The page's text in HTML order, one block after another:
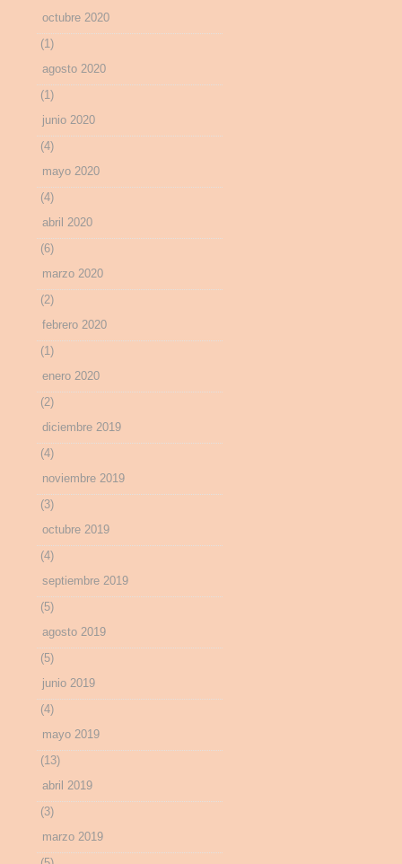
octubre 2020
(1)
agosto 2020
(1)
junio 2020
(4)
mayo 2020
(4)
abril 2020
(6)
marzo 2020
(2)
febrero 2020
(1)
enero 2020
(2)
diciembre 2019
(4)
noviembre 2019
(3)
octubre 2019
(4)
septiembre 2019
(5)
agosto 2019
(5)
junio 2019
(4)
mayo 2019
(13)
abril 2019
(3)
marzo 2019